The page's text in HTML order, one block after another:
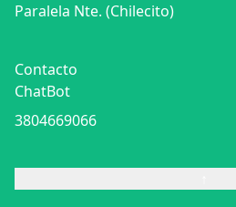
Paralela Nte. (Chilecito)
Contacto
ChatBot
3804669066